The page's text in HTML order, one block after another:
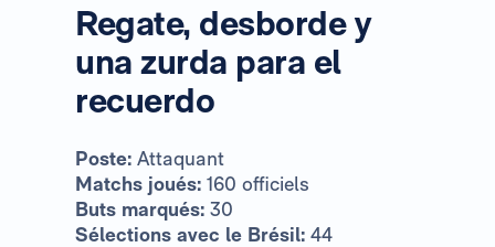
Regate, desborde y
una zurda para el
recuerdo
Poste: Attaquant
Matchs joués: 160 officiels
Buts marqués: 30
Sélections avec le Brésil: 44